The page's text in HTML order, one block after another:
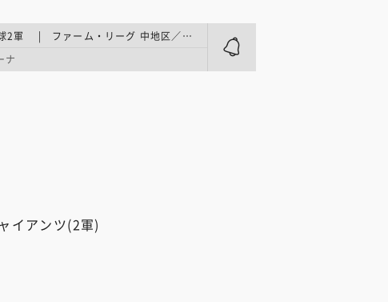
プロ野球2軍 | ファーム・リーグ 中地区／ファームサンクスデーinベルーナドーム
ナ
イアンツ(2軍)